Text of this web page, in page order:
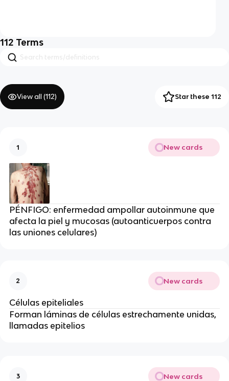
112 Terms
View all (112) Star these 112
1 New cards
PÉNFIGO: enfermedad ampollar autoinmune que
afecta la piel y mucosas (autoanticuerpos contra
las uniones celulares)
2 New cards
Células epiteliales
Forman láminas de células estrechamente unidas,
llamadas epitelios
3 New cards